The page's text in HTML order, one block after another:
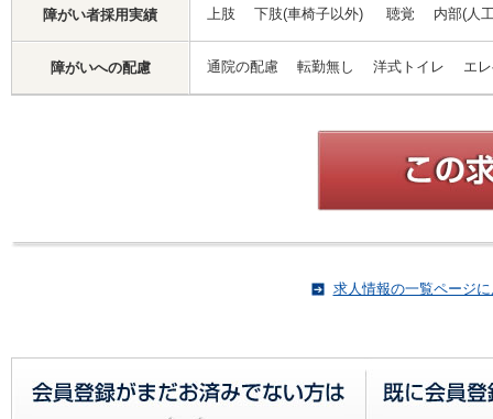
障がい者採用実績 上肢 下肢(車椅子以外) 聴覚 内部(人
障がいへの配慮 通院の配慮 転勤無し 洋式トイレ エ
求人情報の一覧ページ